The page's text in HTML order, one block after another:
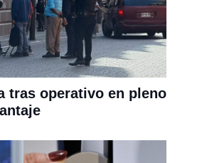
tras operativo en pleno